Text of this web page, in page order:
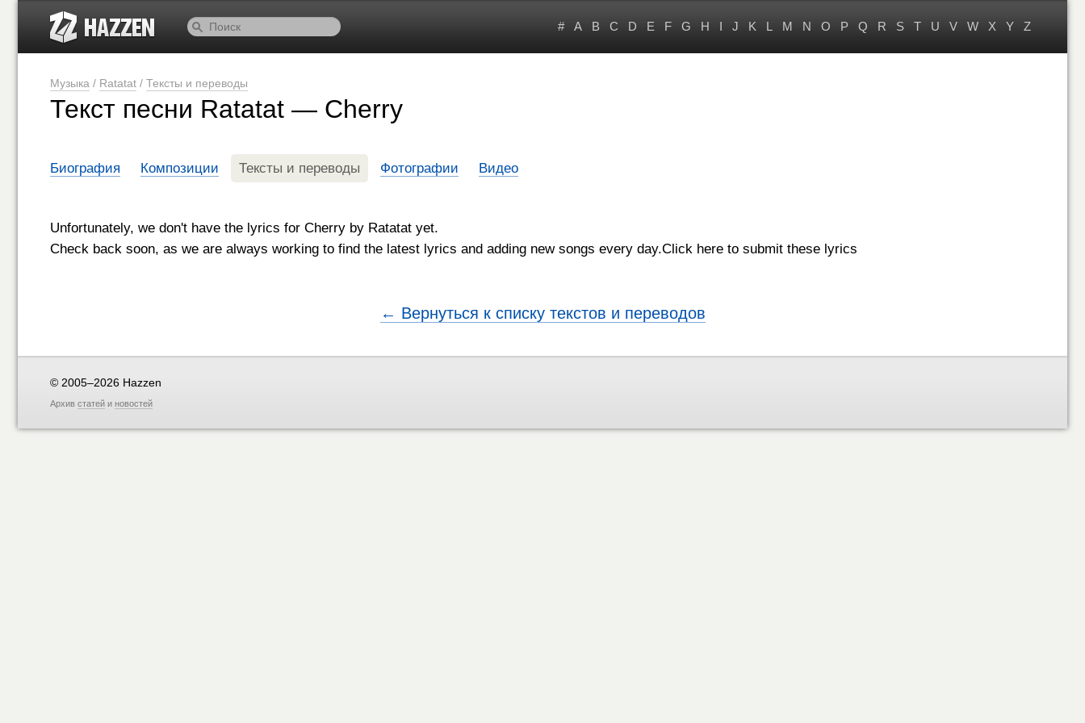
# A B C D E F G H I J K L M N O P Q R S T U V W X Y Z
Музыка / Ratatat / Тексты и переводы
Текст песни Ratatat — Cherry
Биография Композиции Тексты и переводы Фотографии Видео
Unfortunately, we don't have the lyrics for Cherry by Ratatat yet.
Check back soon, as we are always working to find the latest lyrics and adding new songs every day.Click here to submit these lyrics
← Вернуться к списку текстов и переводов
© 2005–2026 Hazzen
Архив статей и новостей